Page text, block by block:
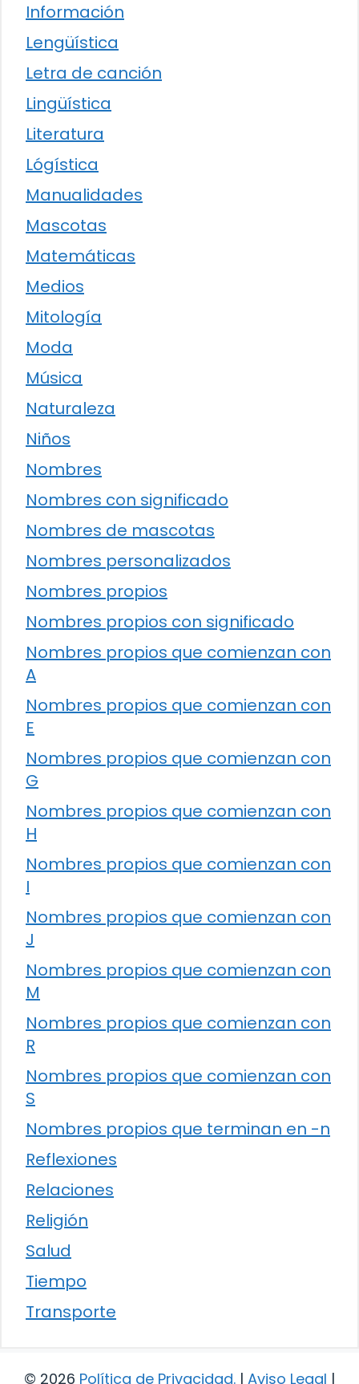
Información
Lengüística
Letra de canción
Lingüística
Literatura
Lógística
Manualidades
Mascotas
Matemáticas
Medios
Mitología
Moda
Música
Naturaleza
Niños
Nombres
Nombres con significado
Nombres de mascotas
Nombres personalizados
Nombres propios
Nombres propios con significado
Nombres propios que comienzan con
A
Nombres propios que comienzan con
E
Nombres propios que comienzan con
G
Nombres propios que comienzan con
H
Nombres propios que comienzan con
I
Nombres propios que comienzan con
J
Nombres propios que comienzan con
M
Nombres propios que comienzan con
R
Nombres propios que comienzan con
S
Nombres propios que terminan en -n
Reflexiones
Relaciones
Religión
Salud
Tiempo
Transporte
© 2026 Política de Privacidad. | Aviso Legal |